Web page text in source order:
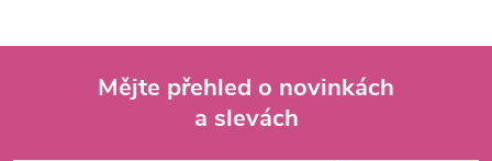
Mějte přehled o novinkách
a slevách